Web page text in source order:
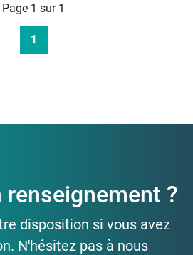
Page 1 sur 1
1
renseignement ?
disposition si vous avez
N'hésitez pas à nous